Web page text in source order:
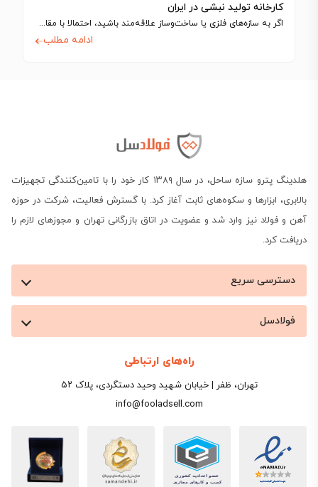
کارخانه‌ تولید نبشی در ایران
اگر به سازه‌های فلزی یا ساخت‌وساز علاقه‌مند باشید، احتمالا با مقاطعی به شکل حرف…
ادامه مطلب
هلدینگ پترو سازه ساحل، در سال ۱۳۸۹ کار خود را با تامین‌کنندگی تجهیزات
بالابری، ابزارها و سکوه‌های ثابت آغاز کرد. با گسترش فعالیت، شرکت در حوزه
آهن و فولاد نیز وارد شد و عضویت در اتاق بازرگانی تهران و مجوزهای لازم را
دریافت کرد.
دسترسی سریع
فولادسل
راه‌های ارتباطی
تهران، ظفر | خیابان شهید وحید دستگردی، پلاک ۵۲
info@fooladsell.com